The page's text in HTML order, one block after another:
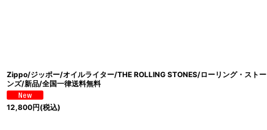
Zippo/ジッポー/オイルライター/THE ROLLING STONES/ローリング・ストー
ンズ/新品/全国一律送料無料
12,800円(税込)